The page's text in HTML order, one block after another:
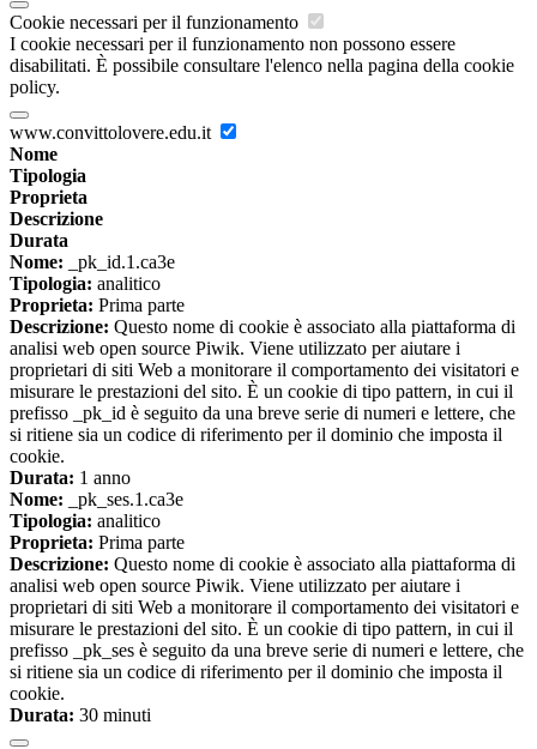
Cookie necessari per il funzionamento
I cookie necessari per il funzionamento non possono essere
disabilitati. È possibile consultare l'elenco nella pagina della cookie
policy.
www.convittolovere.edu.it
Nome
Tipologia
Proprieta
Descrizione
Durata
Nome: _pk_id.1.ca3e
Tipologia: analitico
Proprieta: Prima parte
Descrizione: Questo nome di cookie è associato alla piattaforma di
analisi web open source Piwik. Viene utilizzato per aiutare i
proprietari di siti Web a monitorare il comportamento dei visitatori e
misurare le prestazioni del sito. È un cookie di tipo pattern, in cui il
prefisso _pk_id è seguito da una breve serie di numeri e lettere, che
si ritiene sia un codice di riferimento per il dominio che imposta il
cookie.
Durata: 1 anno
Nome: _pk_ses.1.ca3e
Tipologia: analitico
Proprieta: Prima parte
Descrizione: Questo nome di cookie è associato alla piattaforma di
analisi web open source Piwik. Viene utilizzato per aiutare i
proprietari di siti Web a monitorare il comportamento dei visitatori e
misurare le prestazioni del sito. È un cookie di tipo pattern, in cui il
prefisso _pk_ses è seguito da una breve serie di numeri e lettere, che
si ritiene sia un codice di riferimento per il dominio che imposta il
cookie.
Durata: 30 minuti